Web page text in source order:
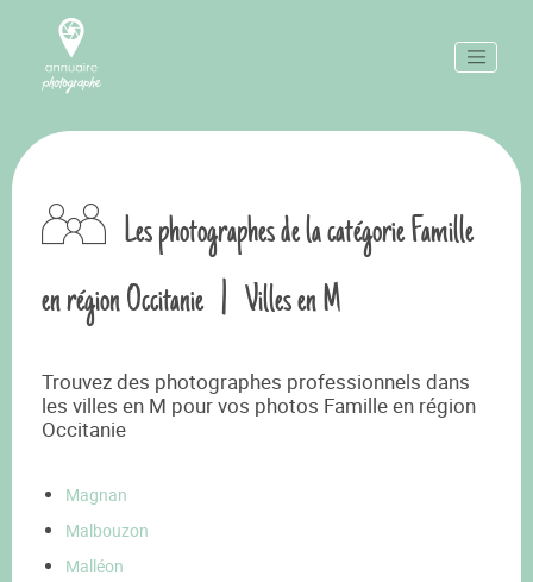
Les photographes de la catégorie Famille
en région Occitanie | Villes en M
Trouvez des photographes professionnels dans
les villes en M pour vos photos Famille en région
Occitanie
Magnan
Malbouzon
Malléon